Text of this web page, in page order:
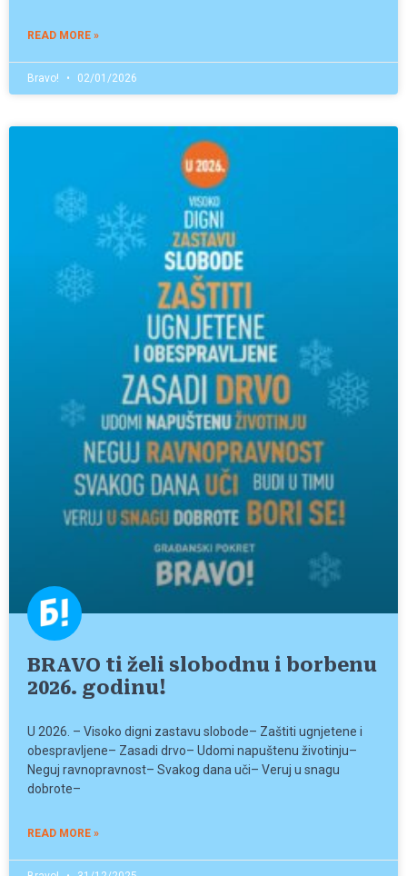
READ MORE »
Bravo! 02/01/2026
BRAVO ti želi slobodnu i borbenu
2026. godinu!
U 2026. – Visoko digni zastavu slobode– Zaštiti ugnjetene i
obespravljene– Zasadi drvo– Udomi napuštenu životinju–
Neguj ravnopravnost– Svakog dana uči– Veruj u snagu
dobrote–
READ MORE »